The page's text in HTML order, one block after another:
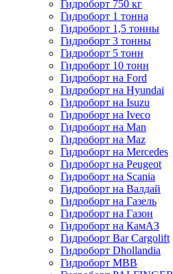
Гидроборт 750 кг
Гидроборт 1 тонна
Гидроборт 1,5 тонны
Гидроборт 3 тонны
Гидроборт 5 тонн
Гидроборт 10 тонн
Гидроборт на Ford
Гидроборт на Hyundai
Гидроборт на Isuzu
Гидроборт на Iveco
Гидроборт на Man
Гидроборт на Maz
Гидроборт на Mercedes
Гидроборт на Peugeot
Гидроборт на Scania
Гидроборт на Валдай
Гидроборт на Газель
Гидроборт на Газон
Гидроборт на КамАЗ
Гидроборт Bar Cargolift
Гидроборт Dhollandia
Гидроборт MBB